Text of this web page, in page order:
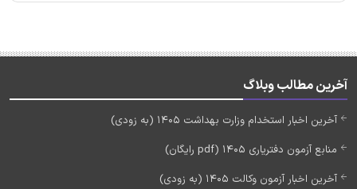
آخرین مطالب وبلاگ
آخرین اخبار استخدام وزارت بهداشت 1405 (به زودی)
منابع آزمون دفتریاری 1405 (pdf رایگان)
آخرین اخبار آزمون وکالت 1405 (به زودی)